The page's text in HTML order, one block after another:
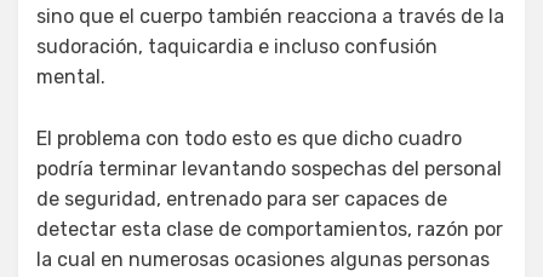
sino que el cuerpo también reacciona a través de la
sudoración, taquicardia e incluso confusión
mental.
El problema con todo esto es que dicho cuadro
podría terminar levantando sospechas del personal
de seguridad, entrenado para ser capaces de
detectar esta clase de comportamientos, razón por
la cual en numerosas ocasiones algunas personas